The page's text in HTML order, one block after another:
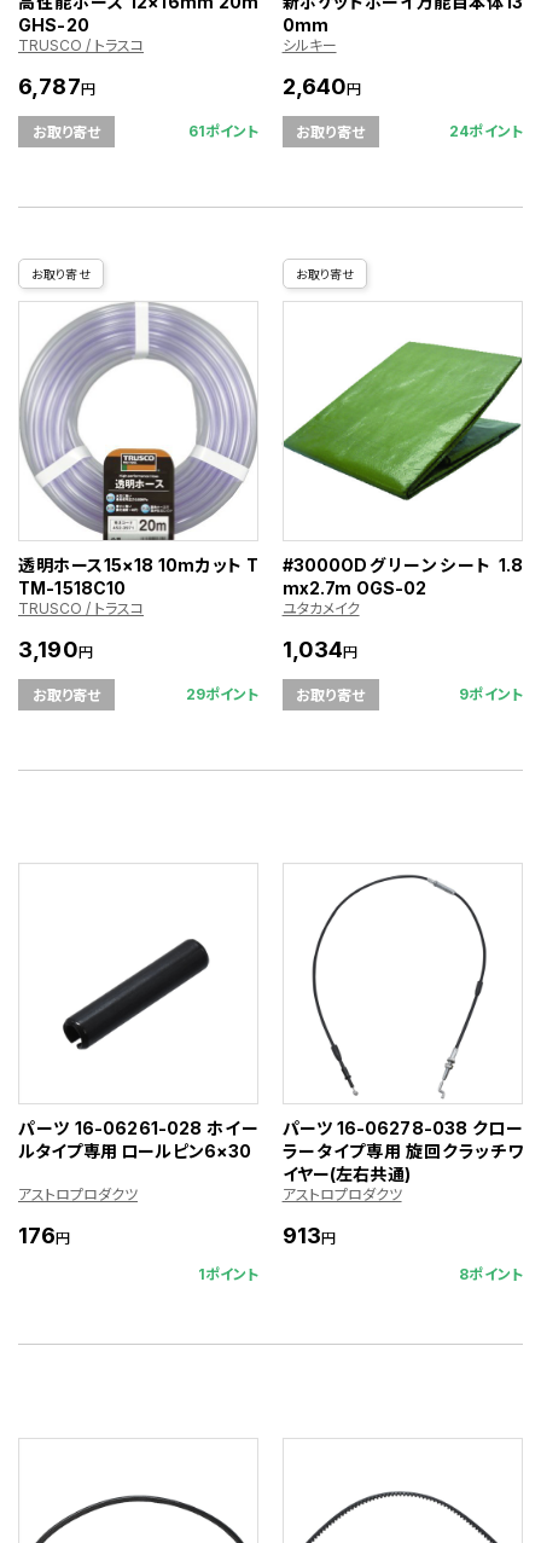
GHS-20
TRUSCO / トラスコ
6,787円
お取り寄せ 61ポイント
0mm
シルキー
2,640円
お取り寄せ 24ポイント
お取り寄せ
透明ホース15×18 10mカット T
TM-1518C10
TRUSCO / トラスコ
3,190円
お取り寄せ 29ポイント
お取り寄せ
#3000ODグリーンシート 1.8
mx2.7m OGS-02
ユタカメイク
1,034円
お取り寄せ 9ポイント
パーツ 16-06261-028 ホイー
ルタイプ専用 ロールピン6×30
アストロプロダクツ
176円
1ポイント
パーツ 16-06278-038 クロー
ラータイプ専用 旋回クラッチワ
イヤー(左右共通)
アストロプロダクツ
913円
8ポイント